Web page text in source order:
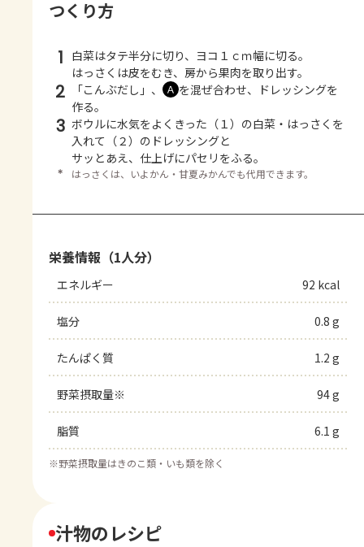
つくり方
1 白菜はタテ半分に切り、ヨコ１ｃｍ幅に切る。
はっさくは皮をむき、房から果肉を取り出す。
2 「こんぶだし」、 Ａ を混ぜ合わせ、ドレッシングを
作る。
3 ボウルに水気をよくきった（１）の白菜・はっさくを
入れて（２）のドレッシングと
サッとあえ、仕上げにパセリをふる。
＊ はっさくは、いよかん・甘夏みかんでも代用できます。
栄養情報（1人分）
エネルギー 92 kcal
塩分 0.8 g
たんぱく質 1.2 g
野菜摂取量※ 94 g
脂質 6.1 g
※野菜摂取量はきのこ類・いも類を除く
汁物のレシピ